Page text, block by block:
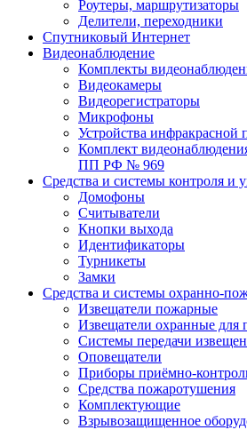
Роутеры, маршрутизаторы
Делители, переходники
Спутниковый Интернет
Видеонаблюдение
Комплекты
Видеокамеры
Видеорегистраторы
Микрофоны
Устройства инфракрасной
Комплект
ПП РФ № 969
Средства и системы контроля и
Домофоны
Считыватели
Кнопки выхода
Идентификаторы
Турникеты
Замки
Средства и системы охранно-
Извещатели пожарные
Извещатели охранные для
Системы передачи
Оповещатели
Приборы приёмно-
Средства пожаротушения
Комплектующие
Взрывозащищенное